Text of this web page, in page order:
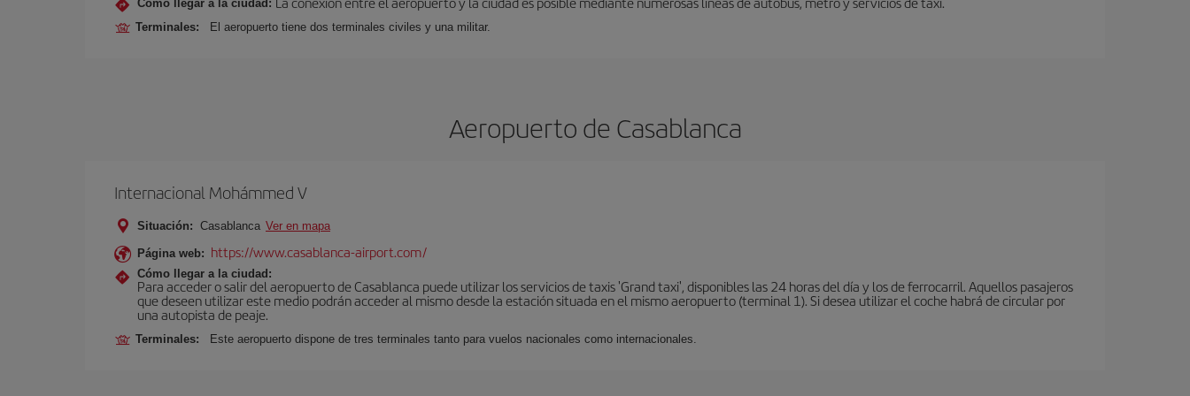
Cómo llegar a la ciudad:
Terminales: El aeropuerto tiene dos terminales civiles y una militar.
Aeropuerto de Casablanca
Internacional Mohámmed V
Situación: Casablanca Ver en mapa
Página web: https://www.casablanca-airport.com/
Cómo llegar a la ciudad:
Para acceder o salir del aeropuerto de Casablanca puede utilizar los servicios de taxis 'Grand taxi', disponibles las 24 horas del día y los de ferrocarril. Aquellos pasajeros
que deseen utilizar este medio podrán acceder al mismo desde la estación situada en el mismo aeropuerto (terminal 1). Si desea utilizar el coche habrá de circular por
una autopista de peaje.
Terminales: Este aeropuerto dispone de tres terminales tanto para vuelos nacionales como internacionales.